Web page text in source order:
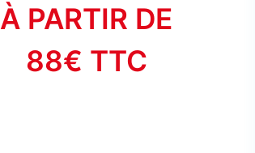
À PARTIR DE
88€ TTC